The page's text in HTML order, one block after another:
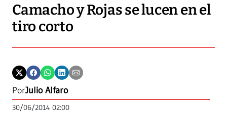
Camacho y Rojas se lucen en el
tiro corto
PorJulio Alfaro
30/06/2014 02:00